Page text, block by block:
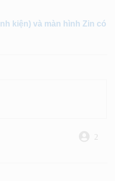
kiện) và màn hình Zin có
2